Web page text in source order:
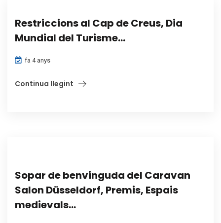
Restriccions al Cap de Creus, Dia
Mundial del Turisme...
fa 4 anys
Continua llegint
Sopar de benvinguda del Caravan
Salon Düsseldorf, Premis, Espais
medievals...